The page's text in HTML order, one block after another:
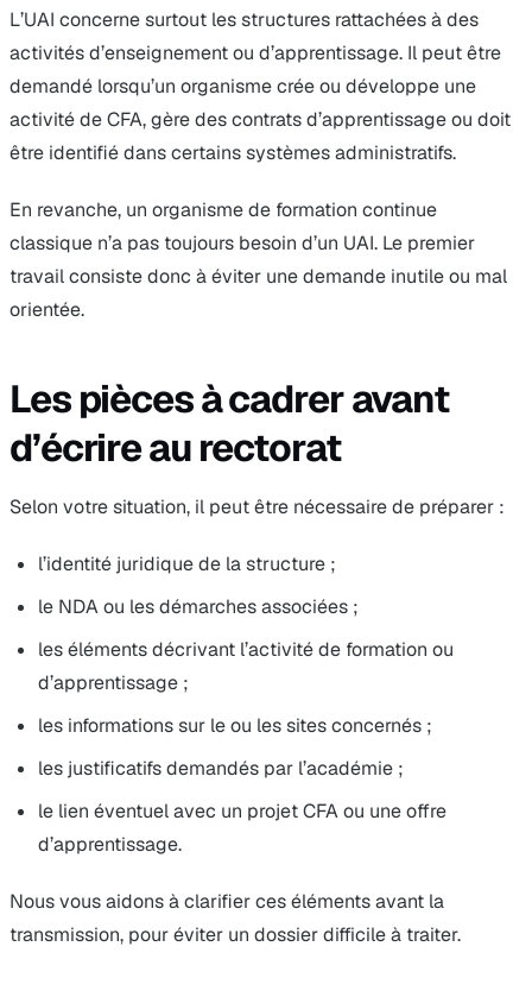
L’UAI concerne surtout les structures rattachées à des
activités d’enseignement ou d’apprentissage. Il peut être
demandé lorsqu’un organisme crée ou développe une
activité de CFA, gère des contrats d’apprentissage ou doit
être identifié dans certains systèmes administratifs.
En revanche, un organisme de formation continue
classique n’a pas toujours besoin d’un UAI. Le premier
travail consiste donc à éviter une demande inutile ou mal
orientée.
Les pièces à cadrer avant
d’écrire au rectorat
Selon votre situation, il peut être nécessaire de préparer :
l’identité juridique de la structure ;
le NDA ou les démarches associées ;
les éléments décrivant l’activité de formation ou
d’apprentissage ;
les informations sur le ou les sites concernés ;
les justificatifs demandés par l’académie ;
le lien éventuel avec un projet CFA ou une offre
d’apprentissage.
Nous vous aidons à clarifier ces éléments avant la
transmission, pour éviter un dossier difficile à traiter.